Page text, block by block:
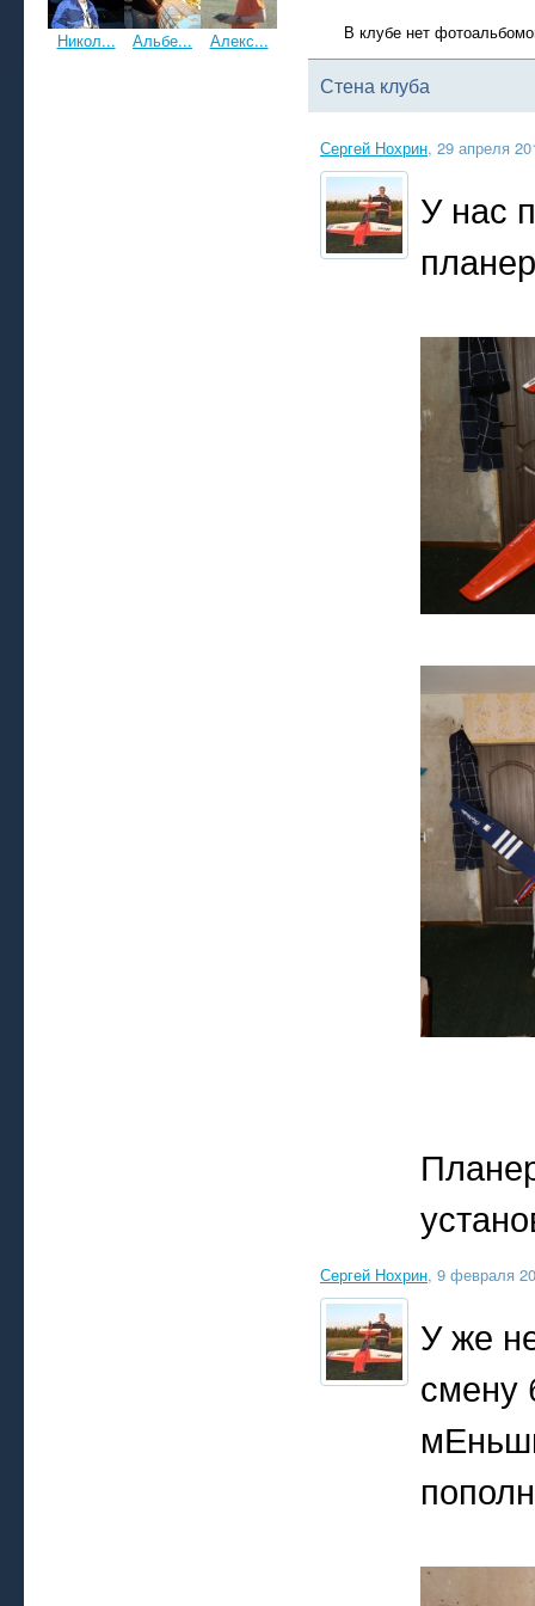
Никол... Альбе... Алекс... В клубе нет
Стена клуба
Сергей Нохрин, 29 апреля
У нас
Сергей Нохрин, 9 февраля
У же
смену